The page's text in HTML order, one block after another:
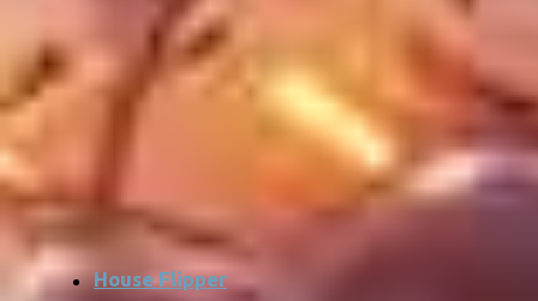
House Flipper